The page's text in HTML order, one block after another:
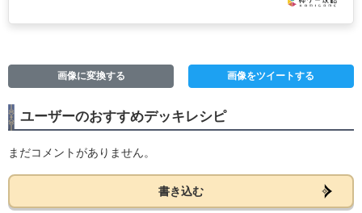
画像に変換する 画像をツイートする
ユーザーのおすすめデッキレシピ
まだコメントがありません。
書き込む